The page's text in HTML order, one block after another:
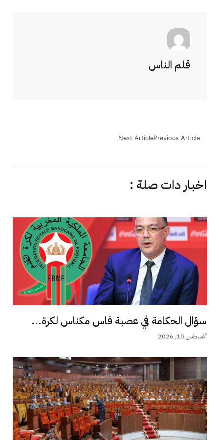
قلم الناس
Previous Article
Next Article
اخبار دات صلة :
سؤال الحكامة في عصبة فاس مكناس لكرة...
أغسطس 10, 2026